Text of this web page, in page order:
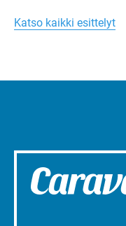
Turun
liepeillä
Katso kaikki esittelyt